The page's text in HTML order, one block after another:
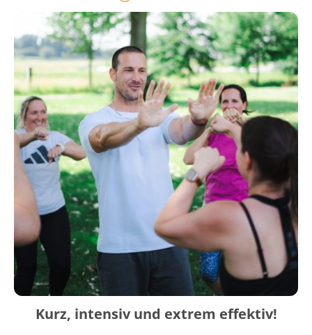
Kurz, intensiv und extrem effektiv!